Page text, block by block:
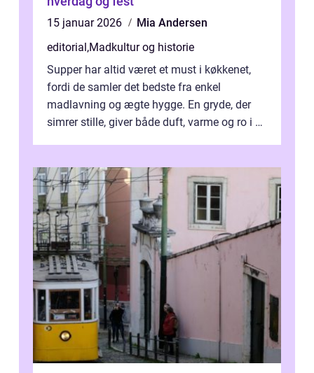
15 januar 2026
Mia Andersen
editorial,Madkultur og historie
Supper har altid været et must i køkkenet,
fordi de samler det bedste fra enkel
madlavning og ægte hygge. En gryde, der
simrer stille, giver både duft, varme og ro i en